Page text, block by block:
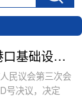
胡志明市实施三年港口基础设施费全免政
民议会第三次会
号决议，决定